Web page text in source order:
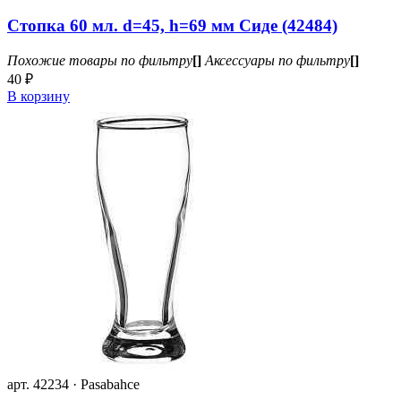
Стопка 60 мл. d=45, h=69 мм Сиде (42484)
Похожие товары по фильтру[] Аксессуары по фильтру[]
40 ₽
В корзину
арт. 42234 · Pasabahce